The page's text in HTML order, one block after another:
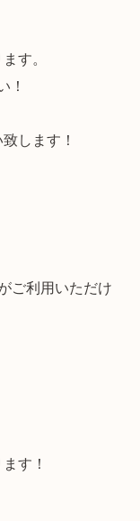
す。
！
します！
ご利用いただけ
す！